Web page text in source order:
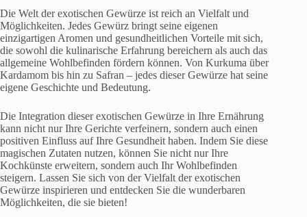
Die Welt der exotischen Gewürze ist reich an Vielfalt und
Möglichkeiten. Jedes Gewürz bringt seine eigenen
einzigartigen Aromen und gesundheitlichen Vorteile mit sich,
die sowohl die kulinarische Erfahrung bereichern als auch das
allgemeine Wohlbefinden fördern können. Von Kurkuma über
Kardamom bis hin zu Safran – jedes dieser Gewürze hat seine
eigene Geschichte und Bedeutung.
Die Integration dieser exotischen Gewürze in Ihre Ernährung
kann nicht nur Ihre Gerichte verfeinern, sondern auch einen
positiven Einfluss auf Ihre Gesundheit haben. Indem Sie diese
magischen Zutaten nutzen, können Sie nicht nur Ihre
Kochkünste erweitern, sondern auch Ihr Wohlbefinden
steigern. Lassen Sie sich von der Vielfalt der exotischen
Gewürze inspirieren und entdecken Sie die wunderbaren
Möglichkeiten, die sie bieten!